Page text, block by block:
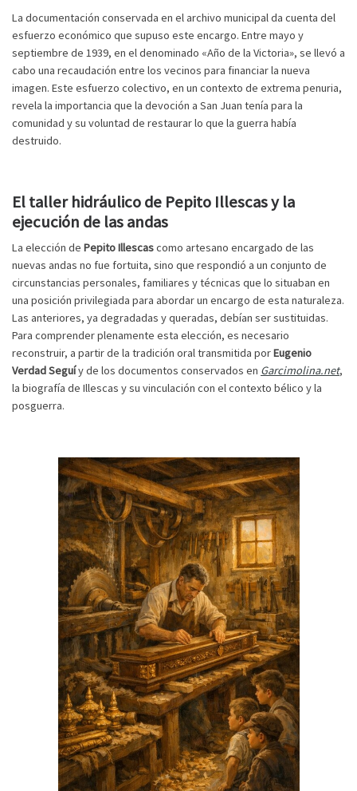
La documentación conservada en el archivo municipal da cuenta del
esfuerzo económico que supuso este encargo. Entre mayo y
septiembre de 1939, en el denominado «Año de la Victoria», se llevó a
cabo una recaudación entre los vecinos para financiar la nueva
imagen. Este esfuerzo colectivo, en un contexto de extrema penuria,
revela la importancia que la devoción a San Juan tenía para la
comunidad y su voluntad de restaurar lo que la guerra había
destruido.
El taller hidráulico de Pepito Illescas y la
ejecución de las andas
La elección de Pepito Illescascomo artesano encargado de las
nuevas andas no fue fortuita, sino que respondió a un conjunto de
circunstancias personales, familiares y técnicas que lo situaban en
una posición privilegiada para abordar un encargo de esta naturaleza.
Las anteriores, ya degradadas y queradas, debían ser sustituidas.
Para comprender plenamente esta elección, es necesario
reconstruir, a partir de la tradición oral transmitida porEugenio
Verdad Seguíy de los documentos conservados en Garcimolina.net,
la biografía de Illescas y su vinculación con el contexto bélico y la
posguerra.